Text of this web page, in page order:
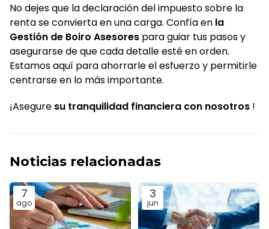
No dejes que la declaración del impuesto sobre la
renta se convierta en una carga. Confía en la
Gestión de Boiro Asesores para guiar tus pasos y
asegurarse de que cada detalle esté en orden.
Estamos aquí para ahorrarle el esfuerzo y permitirle
centrarse en lo más importante.
¡Asegure su tranquilidad financiera con nosotros !
Noticias relacionadas
7
ago
3
jun